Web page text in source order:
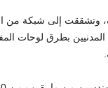
وتشققت إلى شبكة من
بطرق لوحات